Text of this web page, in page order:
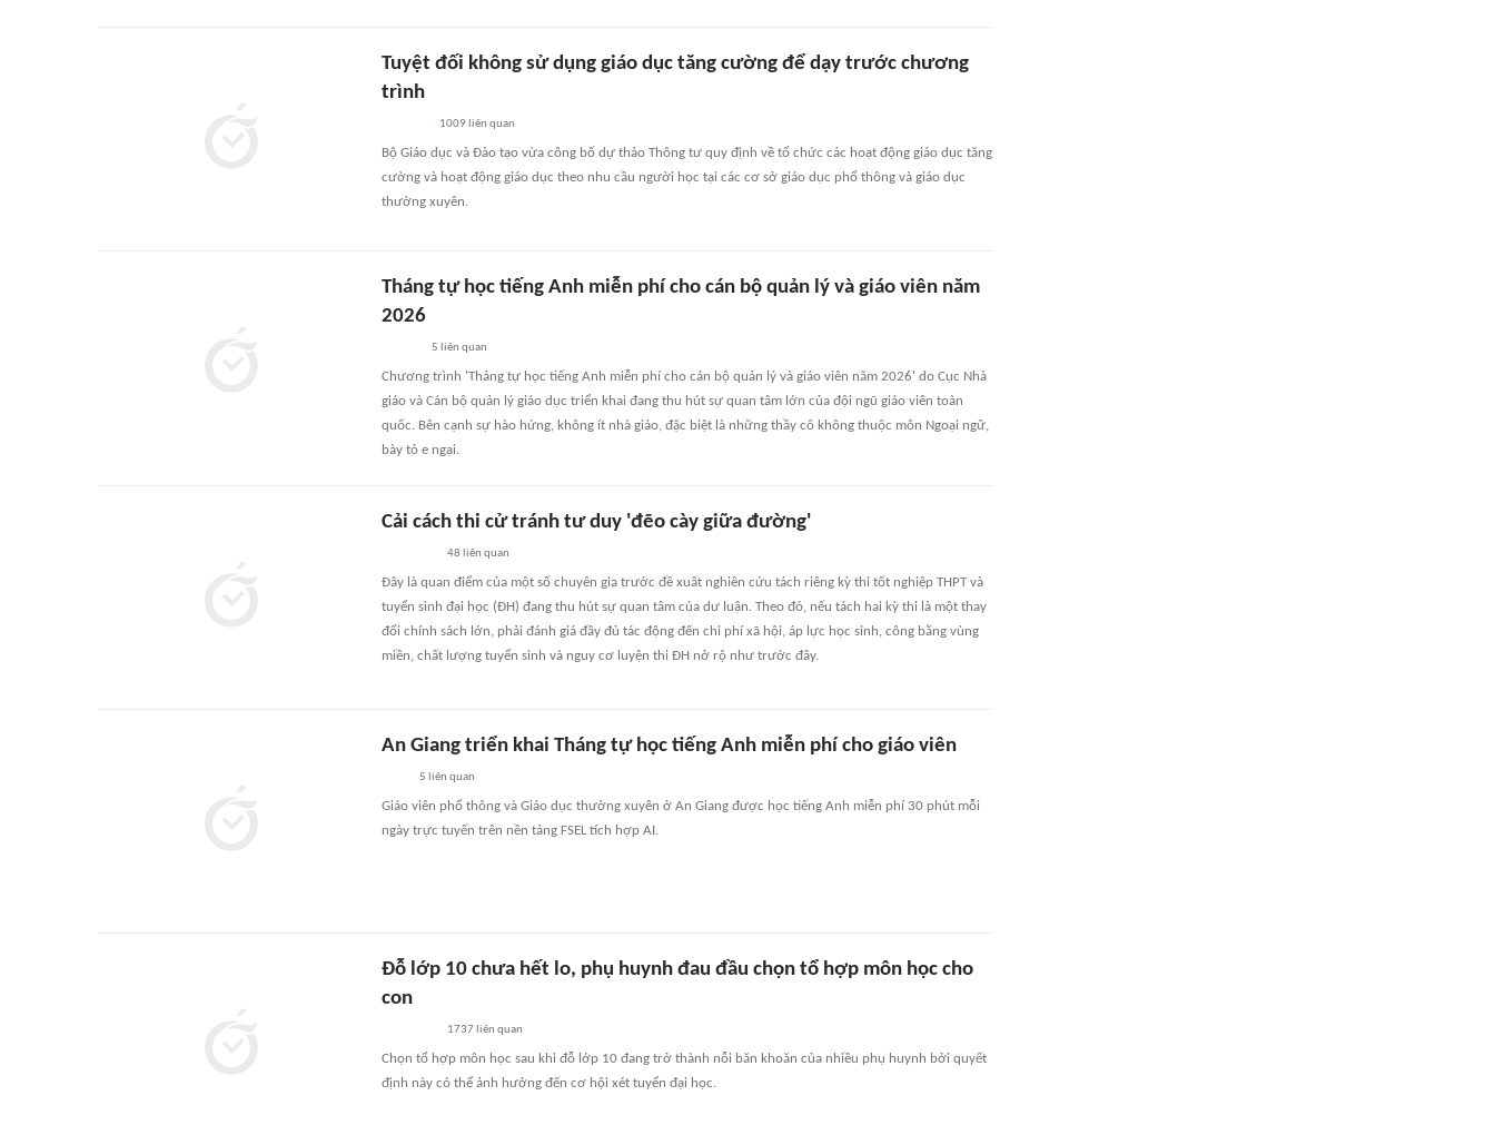
Tuyệt đối không sử dụng giáo dục tăng cường để dạy trước chương
trình
1009 liên quan
Bộ Giáo dục và Đào tạo vừa công bố dự thảo Thông tư quy định về tổ chức các hoạt động giáo dục tăng
cường và hoạt động giáo dục theo nhu cầu người học tại các cơ sở giáo dục phổ thông và giáo dục
thường xuyên.
Tháng tự học tiếng Anh miễn phí cho cán bộ quản lý và giáo viên năm
2026
5 liên quan
Chương trình 'Tháng tự học tiếng Anh miễn phí cho cán bộ quản lý và giáo viên năm 2026' do Cục Nhà
giáo và Cán bộ quản lý giáo dục triển khai đang thu hút sự quan tâm lớn của đội ngũ giáo viên toàn
quốc. Bên cạnh sự hào hứng, không ít nhà giáo, đặc biệt là những thầy cô không thuộc môn Ngoại ngữ,
bày tỏ e ngại.
Cải cách thi cử tránh tư duy 'đẽo cày giữa đường'
48 liên quan
Đây là quan điểm của một số chuyên gia trước đề xuất nghiên cứu tách riêng kỳ thi tốt nghiệp THPT và
tuyển sinh đại học (ĐH) đang thu hút sự quan tâm của dư luận. Theo đó, nếu tách hai kỳ thi là một thay
đổi chính sách lớn, phải đánh giá đầy đủ tác động đến chi phí xã hội, áp lực học sinh, công bằng vùng
miền, chất lượng tuyển sinh và nguy cơ luyện thi ĐH nở rộ như trước đây.
An Giang triển khai Tháng tự học tiếng Anh miễn phí cho giáo viên
5 liên quan
Giáo viên phổ thông và Giáo dục thường xuyên ở An Giang được học tiếng Anh miễn phí 30 phút mỗi
ngày trực tuyến trên nền tảng FSEL tích hợp AI.
Đỗ lớp 10 chưa hết lo, phụ huynh đau đầu chọn tổ hợp môn học cho
con
1737liên quan
Chọn tổ hợp môn học sau khi đỗ lớp 10 đang trở thành nỗi băn khoăn của nhiều phụ huynh bởi quyết
định này có thể ảnh hưởng đến cơ hội xét tuyển đại học.